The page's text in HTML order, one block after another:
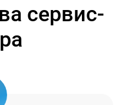
сервис-